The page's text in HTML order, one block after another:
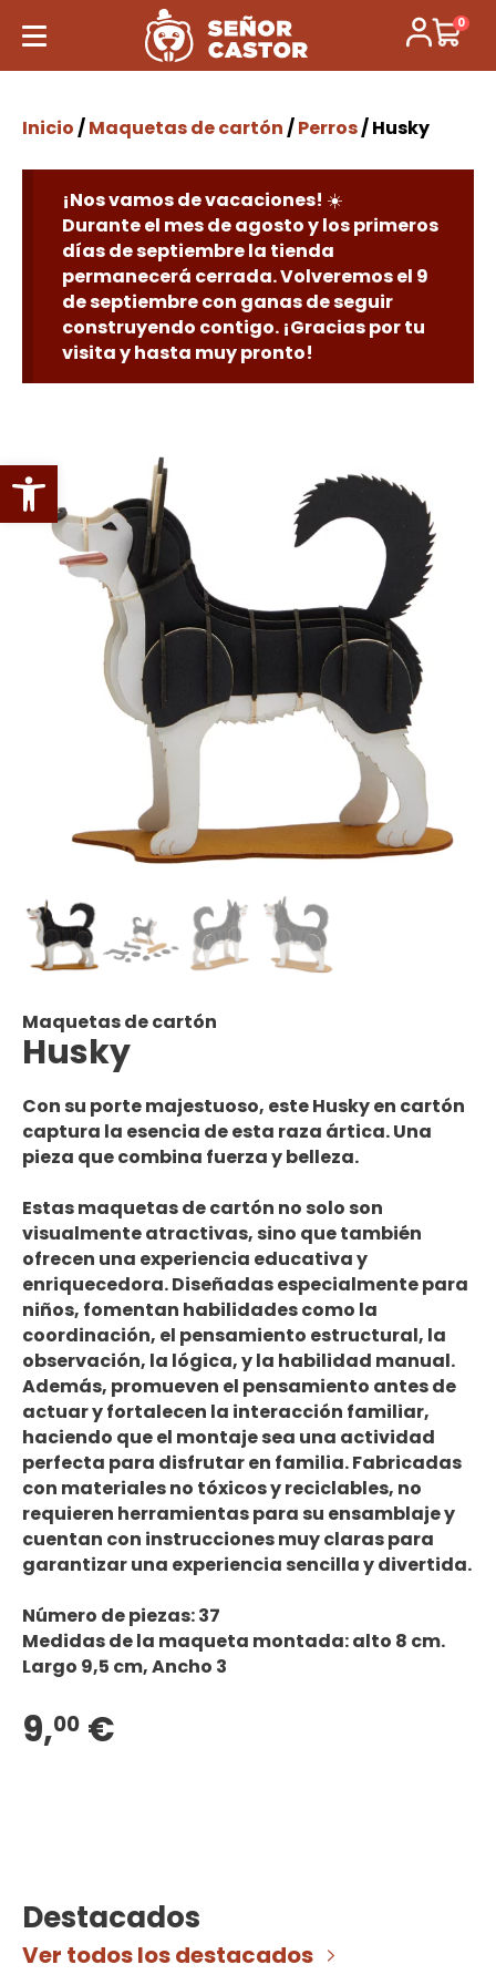
Abrir barra de herramientas
0
Inicio/Maquetas de cartón/Perros/ Husky
¡Nos vamos de vacaciones! ☀️
Durante el mes de agosto y los primeros
días de septiembre la tienda
permanecerá cerrada. Volveremos el 9
de septiembre con ganas de seguir
construyendo contigo. ¡Gracias por tu
visita y hasta muy pronto!
Maquetas de cartón
Husky
Con su porte majestuoso, este Husky en cartón
captura la esencia de esta raza ártica. Una
pieza que combina fuerza y belleza.
Estas maquetas de cartón no solo son
visualmente atractivas, sino que también
ofrecen una experiencia educativa y
enriquecedora. Diseñadas especialmente para
niños, fomentan habilidades como la
coordinación, el pensamiento estructural, la
observación, la lógica, y la habilidad manual.
Además, promueven el pensamiento antes de
actuar y fortalecen la interacción familiar,
haciendo que el montaje sea una actividad
perfecta para disfrutar en familia. Fabricadas
con materiales no tóxicos y reciclables, no
requieren herramientas para su ensamblaje y
cuentan con instrucciones muy claras para
garantizar una experiencia sencilla y divertida.
Número de piezas: 37
Medidas de la maqueta montada: alto 8 cm.
Largo 9,5 cm, Ancho 3
9,00 €
Destacados
Ver todos los destacados